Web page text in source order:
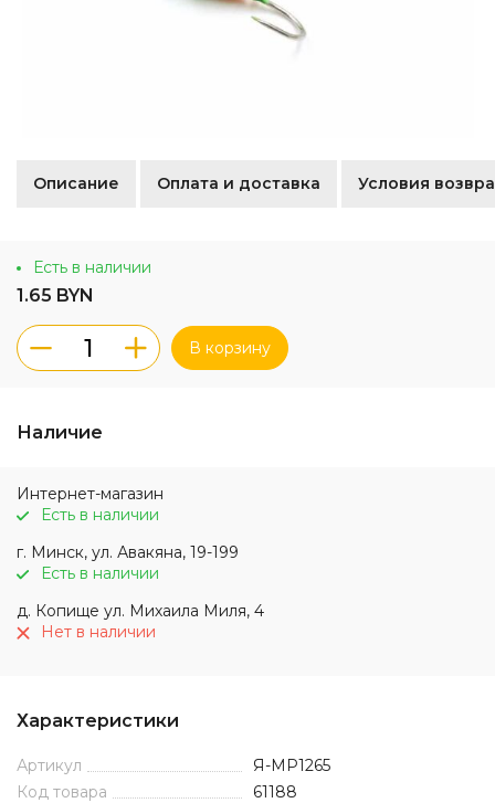
Описание Оплата и доставка Условия
Есть в наличии
1.65 BYN
В корзину
Наличие
Интернет-магазин
Есть в наличии
г. Минск, ул. Авакяна, 19-199
Есть в наличии
д. Копище ул. Михаила Миля, 4
Нет в наличии
Характеристики
Артикул
Я-МР1265
Код товара
61188